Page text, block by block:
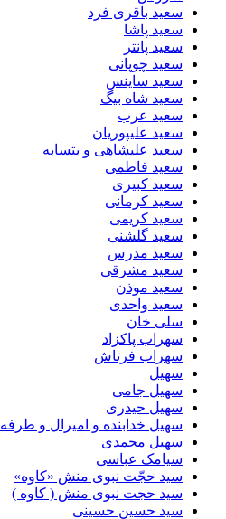
سعید باقری فرد
سعید پاشا
سعید پانتر
سعید چوپانی
سعید ساینس
سعید شاه بیگ
سعید عرب
سعید علیپوریان
سعید علیشاهی و بتسابه
سعید فاطمی
سعید کبیری
سعید کرمانی
سعید کریمی
سعید گلشنی
سعید مدرس
سعید مشرقی
سعید موذن
سعید واحدی
سلی خان
سهراب پاکزاد
سهراب فرتاش
سهیل
سهیل جامی
سهیل حیدری
سهیل خدابنده و امیرال و طرفه
سهیل محمدی
سیامک عباسی
سید حجّت نبوی منش «کاوه»
سید حجت نبوی منش ( کاوه )
سید حسین حسینى